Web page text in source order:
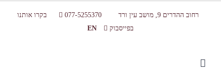
רחוב ההדרים 9, מושב עין ורד 077-5255370
בקרו אותנו
בפייסבוק
EN